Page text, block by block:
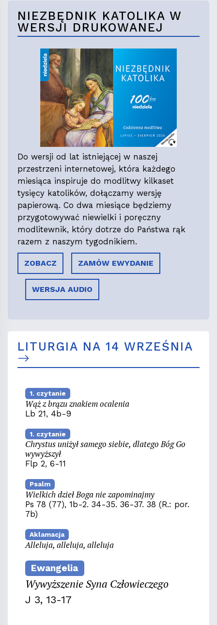
NIEZBĘDNIK KATOLIKA W
WERSJI DRUKOWANEJ
Do wersji od lat istniejącej w naszej
przestrzeni internetowej, która każdego
miesiąca inspiruje do modlitwy kilkaset
tysięcy katolików, dołączamy wersję
papierową. Co dwa miesiące będziemy
przygotowywać niewielki i poręczny
modlitewnik, który dotrze do Państwa rąk
razem z naszym tygodnikiem.
ZOBACZ ZAMÓW EWYDANIE
WERSJA AUDIO
LITURGIA NA 14 WRZEŚNIA
1. czytanie
Wąż z brązu znakiem ocalenia
Lb 21, 4b-9
1. czytanie
Chrystus uniżył samego siebie, dlatego Bóg Go
wywyższył
Flp 2, 6-11
Psalm
Wielkich dzieł Boga nie zapominajmy
Ps 78 (77), 1b-2. 34-35. 36-37. 38 (R.: por.
7b)
Aklamacja
Alleluja, alleluja, alleluja
Ewangelia
Wywyższenie Syna Człowieczego
J 3, 13-17